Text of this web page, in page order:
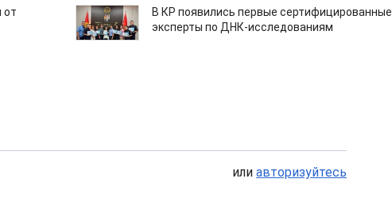
от
В КР появились первые сертифицированные
эксперты по ДНК-исследованиям
или авторизуйтесь